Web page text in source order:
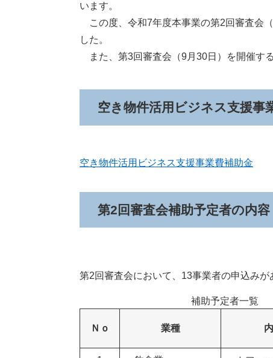
います。
この度、令和7年度本事業の第2回審査会
した。
また、第3回審査会（9月30日）を開催す
空き物件活用ビジネス支援事
空き物件活用ビジネス支援事業費補助金
第2回審査会補助予定者の内容
第2回審査会において、13事業者の申込みが
補助予定者一覧
Ｎｏ 業種